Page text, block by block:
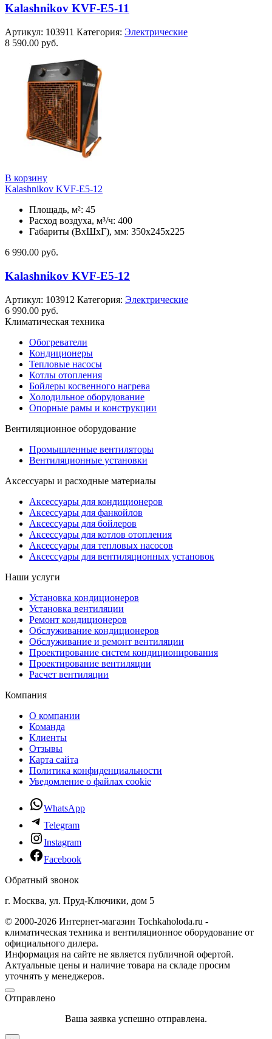
Kalashnikov KVF-E5-11
Артикул: 103911 Категория: Электрические
8 590.00 руб.
В корзину
Kalashnikov KVF-E5-12
Площадь, м²: 45
Расход воздуха, м³/ч: 400
Габариты (ВхШхГ), мм: 350x245x225
6 990.00 руб.
Kalashnikov KVF-E5-12
Артикул: 103912 Категория: Электрические
6 990.00 руб.
Климатическая техника
Обогреватели
Кондиционеры
Тепловые насосы
Котлы отопления
Бойлеры косвенного нагрева
Холодильное оборудование
Опорные рамы и конструкции
Вентиляционное оборудование
Промышленные вентиляторы
Вентиляционные установки
Аксессуары и расходные материалы
Аксессуары для кондиционеров
Аксессуары для фанкойлов
Аксессуары для бойлеров
Аксессуары для котлов отопления
Аксессуары для тепловых насосов
Аксессуары для вентиляционных установок
Наши услуги
Установка кондиционеров
Установка вентиляции
Ремонт кондиционеров
Обслуживание кондиционеров
Обслуживание и ремонт вентиляции
Проектирование систем кондиционирования
Проектирование вентиляции
Расчет вентиляции
Компания
О компании
Команда
Клиенты
Отзывы
Карта сайта
Политика конфиденциальности
Уведомление о файлах cookie
WhatsApp
Telegram
Instagram
Facebook
Обратный звонок
г. Москва, ул. Пруд-Ключики, дом 5
© 2000-2026 Интернет-магазин Tochkaholoda.ru -
климатическая техника и вентиляционное оборудование от
официального дилера.
Информация на сайте не является публичной офертой.
Актуальные цены и наличие товара на складе просим
уточнять у менеджеров.
Отправлено
Ваша заявка успешно отправлена.